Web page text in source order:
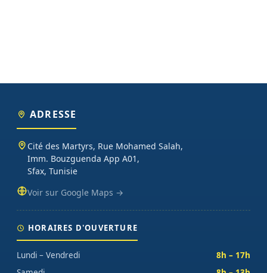
ADRESSE
Cité des Martyrs, Rue Mohamed Salah,
Imm. Bouzguenda App A01,
Sfax, Tunisie
Voir sur Google Maps →
HORAIRES D'OUVERTURE
Lundi – Vendredi
8h – 17h